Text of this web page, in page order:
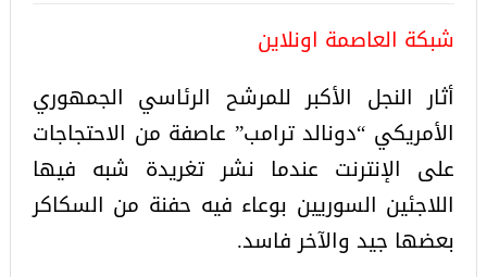
شبكة العاصمة اونلاين
أثار النجل الأكبر للمرشح الرئاسي الجمهوري
الأمريكي “دونالد ترامب” عاصفة من الاحتجاجات
على الإنترنت عندما نشر تغريدة شبه فيها
اللاجئين السوريين بوعاء فيه حفنة من السكاكر
بعضها جيد والآخر فاسد.